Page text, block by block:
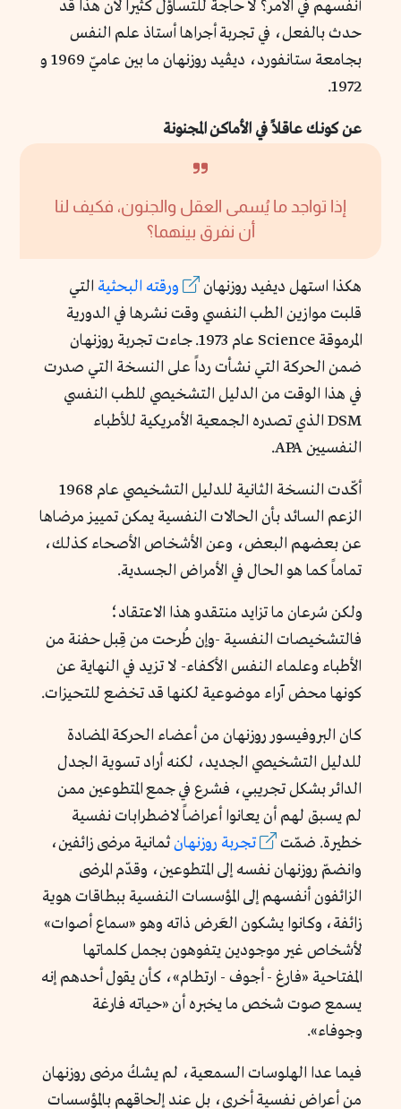
أنفسهم في الأمر؟ لا حاجة للتساؤل كثيراً لأن هذا قد
حدث بالفعل، في تجربة أجراها أستاذ علم النفس
بجامعة ستانفورد، ديڤيد روزنهان ما بين عاميّ 1969 و
1972.
عن كونك عاقلاً في الأماكن المجنونة
إذا تواجد ما يُسمى العقل والجنون، فكيف لنا
أن نفرق بينهما؟
هكذا استهل ديفيد روزنهان ورقته البحثية التي
قلبت موازين الطب النفسي وقت نشرها في الدورية
المرموقة Science عام 1973. جاءت تجربة روزنهان
ضمن الحركة التي نشأت رداً على النسخة التي صدرت
في هذا الوقت من الدليل التشخيصي للطب النفسي
DSM الذي تصدره الجمعية الأمريكية للأطباء
النفسيين APA.
أكّدت النسخة الثانية للدليل التشخيصي عام 1968
الزعم السائد بأن الحالات النفسية يمكن تمييز مرضاها
عن بعضهم البعض، وعن الأشخاص الأصحاء كذلك،
تماماً كما هو الحال في الأمراض الجسدية.
ولكن سُرعان ما تزايد منتقدو هذا الاعتقاد؛
فالتشخيصات النفسية -وإن طُرحت من قِبل حفنة من
الأطباء وعلماء النفس الأكفاء- لا تزيد في النهاية عن
كونها محض آراء موضوعية لكنها قد تخضع للتحيزات.
كان البروفيسور روزنهان من أعضاء الحركة المضادة
للدليل التشخيصي الجديد، لكنه أراد تسوية الجدل
الدائر بشكل تجريبي، فشرع في جمع المتطوعين ممن
لم يسبق لهم أن يعانوا أعراضاً لاضطرابات نفسية
خطيرة. ضمّت
تجربة روزنهانثمانية مرضى زائفين،
وانضمّ روزنهان نفسه إلى المتطوعين، وقدّم المرضى
الزائفون أنفسهم إلى المؤسسات النفسية ببطاقات هوية
زائفة، وكانوا يشكون العَرض ذاته وهو «سماع أصوات»
لأشخاص غير موجودين يتفوهون بجمل كلماتها
المفتاحية «فارغ - أجوف - ارتطام»، كأن يقول أحدهم إنه
يسمع صوت شخص ما يخبره أن «حياته فارغة
وجوفاء».
فيما عدا الهلوسات السمعية، لم يشكُ مرضى روزنهان
من أعراض نفسية أخرى، بل عند إلحاقهم بالمؤسسات